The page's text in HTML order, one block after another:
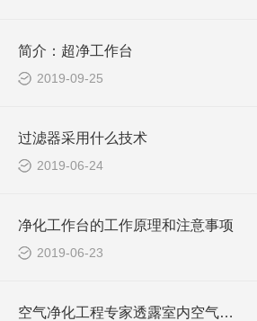
简介：超净工作台
2019-09-25
过滤器采用什么技术
2019-06-24
净化工作台的工作原理和注意事项
2019-06-23
空气净化工程专家透露室内空气污染的几大因素